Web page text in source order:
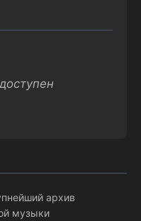
архив
музыки